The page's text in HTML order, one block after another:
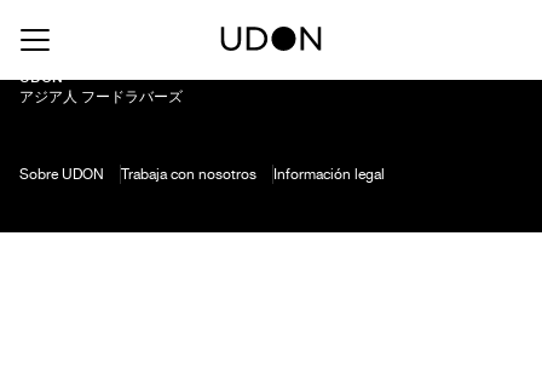
UDON
アジア人 フードラバーズ
Sobre UDON Trabaja con nosotros Información legal